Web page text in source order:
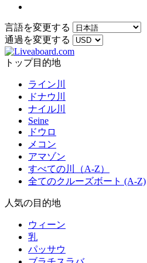
言語を変更する
通過を変更する
トップ目的地
ライン川
ドナウ川
ナイル川
Seine
ドウロ
メコン
アマゾン
すべての川（A-Z）
全てのクルーズボート (A-Z)
人気の目的地
ウィーン
乳
パッサウ